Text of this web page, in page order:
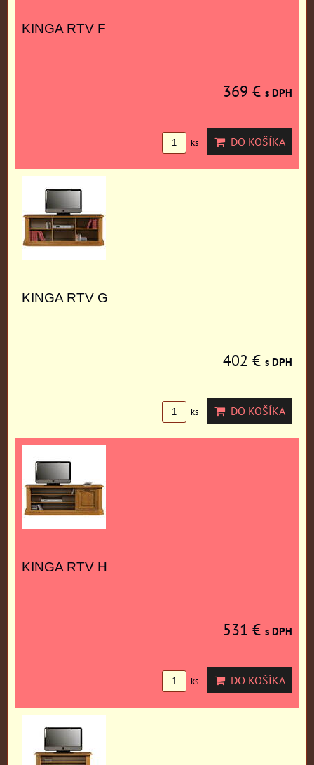
KINGA RTV F
369 € s DPH
ks DO KOŠÍKA
KINGA RTV G
402 € s DPH
ks DO KOŠÍKA
KINGA RTV H
531 € s DPH
ks DO KOŠÍKA